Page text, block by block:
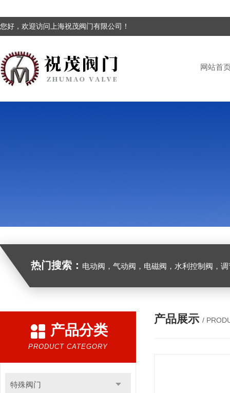
您好，欢迎访问上海祝茂阀门有限公司！
网站首
热门搜索： 电动阀，气动阀，电磁阀，水利控制阀，调节
产品分类
PRODUCT CATEGORY
特殊阀门
产品展示 /